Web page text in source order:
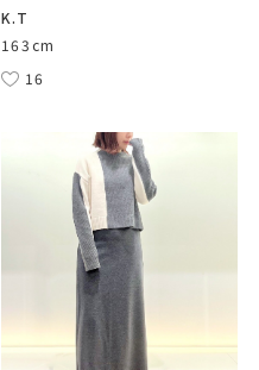
K.T
163cm
16